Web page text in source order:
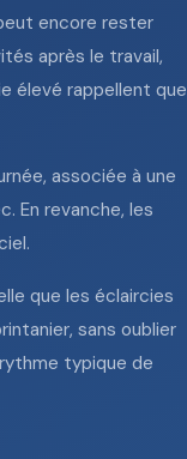
encore rester
après le travail,
élevé rappellent que
associée à une
En revanche, les
que les éclaircies
sans oublier
typique de